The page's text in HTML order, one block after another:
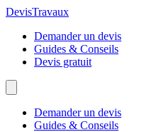
DevisTravaux
Demander un devis
Guides & Conseils
Devis gratuit
Demander un devis
Guides & Conseils